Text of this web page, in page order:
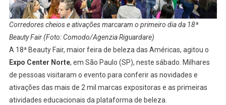
Corredores cheios e ativações marcaram o primeiro dia da 18ª
Beauty Fair (Foto: Comodo/Agenzia Riguardare)
A 18ª Beauty Fair, maior feira de beleza das Américas, agitou o
Expo Center Norte, em São Paulo (SP), neste sábado. Milhares
de pessoas visitaram o evento para conferir as novidades e
ativações das mais de 2 mil marcas expositoras e as primeiras
atividades educacionais da plataforma de beleza.